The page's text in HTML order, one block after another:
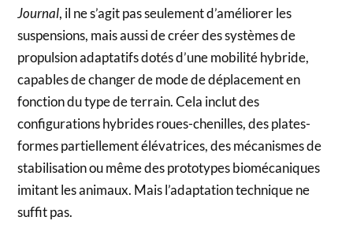
Journal, il ne s’agit pas seulement d’améliorer les
suspensions, mais aussi de créer des systèmes de
propulsion adaptatifs dotés d’une mobilité hybride,
capables de changer de mode de déplacement en
fonction du type de terrain. Cela inclut des
configurations hybrides roues-chenilles, des plates-
formes partiellement élévatrices, des mécanismes de
stabilisation ou même des prototypes biomécaniques
imitant les animaux. Mais l’adaptation technique ne
suffit pas.